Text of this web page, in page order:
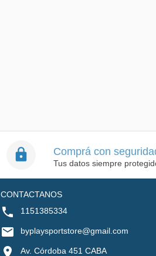
Comprá con
Tus datos siempre
CONTACTANOS
1151385334
byplaysportstore@gmail.com
Av. Córdoba 451 CABA